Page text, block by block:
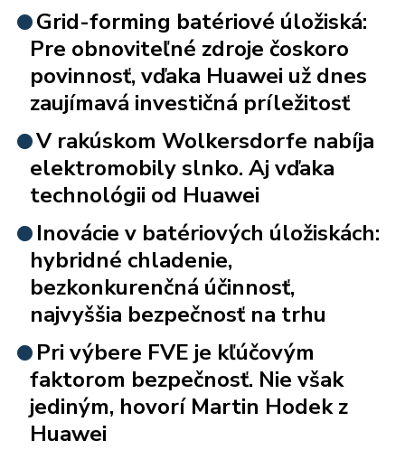
Grid-forming batériové úložiská:
Pre obnoviteľné zdroje čoskoro
povinnosť, vďaka Huawei už dnes
zaujímavá investičná príležitosť
V rakúskom Wolkersdorfe nabíja
elektromobily slnko. Aj vďaka
technológii od Huawei
Inovácie v batériových úložiskách:
hybridné chladenie,
bezkonkurenčná účinnosť,
najvyššia bezpečnosť na trhu
Pri výbere FVE je kľúčovým
faktorom bezpečnosť. Nie však
jediným, hovorí Martin Hodek z
Huawei